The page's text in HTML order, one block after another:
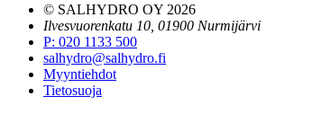
© SALHYDRO OY 2026
Ilvesvuorenkatu 10, 01900 Nurmijärvi
P: 020 1133 500
salhydro@salhydro.fi
Myyntiehdot
Tietosuoja